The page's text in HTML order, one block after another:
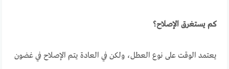
كم يستغرق الإصلاح؟
يعتمد الوقت على نوع العطل، ولكن في العادة يتم الإصلاح في غضون